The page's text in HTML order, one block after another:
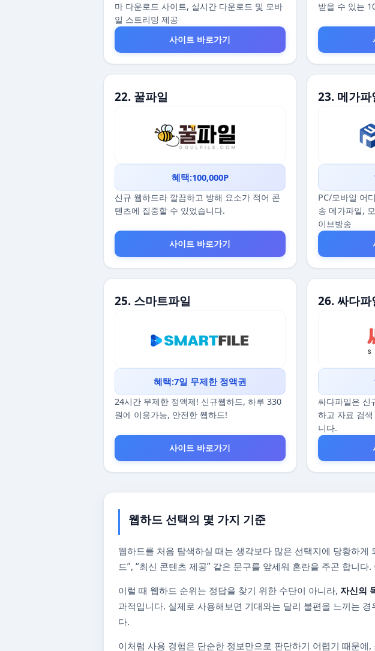
마 다운로드 사이트, 실시간 다운로드 및 모바
일 스트리밍 제공
사이트 바로가기
받을 수 있는
22. 꿀파일
혜택:100,000P
신규 웹하드라 깔끔하고 방해 요소가 적어 콘
텐츠에 집중할 수 있었습니다.
사이트 바로가기
23. 메가파
PC/모바일 어
송 메가파일,
이브방송
25. 스마트파일
혜택:7일 무제한 정액권
24시간 무제한 정액제! 신규웹하드, 하루 330
원에 이용가능, 안전한 웹하드!
사이트 바로가기
26. 싸다파
싸다파일은 신
하고 자료 검
니다.
웹하드 선택의 몇 가지 기준
웹하드를 처음 탐색하실 때는 생각보다 많은 선택지에 당황하
드”, “최신 콘텐츠 제공” 같은 문구를 앞세워 혼란을 주곤 합니
이럴 때 웹하드 순위는 정답을 찾기 위한 수단이 아니라, 자신의
과적입니다. 실제로 사용해보면 기대와는 달리 불편을 느끼는
다.
이처럼 사용 경험은 단순한 정보만으로 판단하기 어렵기 때문